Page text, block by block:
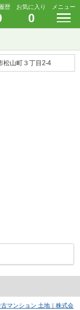
歴 お気に入り
0
メニュー
松山町３丁目2-4
マンション 土地｜株式会